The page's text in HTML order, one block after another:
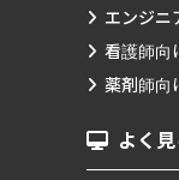
エンジニ
看護師向
薬剤師向
よく